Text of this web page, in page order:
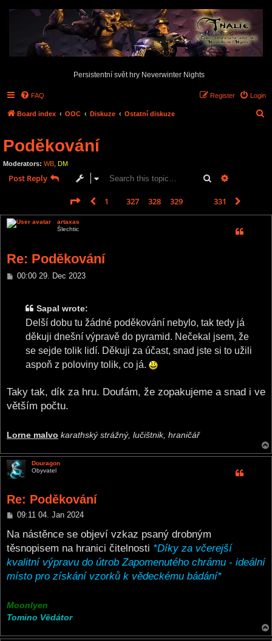
Persistentní svět hry Neverwinter Nights
FAQ Login
Register
Board index OOC Diskuze Ostatní diskuze
Poděkování
Moderators: WB DM
Post Reply Search
Page 330 331
Previous
1 327 328 329 331
artaxas
Šlechtic
Re: Poděkování
P00:00 29. Dec 2023
Sapal wrote:
Delší dobu tu žádné poděkování nebylo, tak tedy já
děkuji dnešní výpravě do pyramid. Nečekal jsem, že
se sejde tolik lidí. Děkuji za účast, snad jste si to užili
aspoň z poloviny tolik, co já.
Taky tak, dík za hru. Doufám, že zopakujeme a snad i ve
větším počtu.
Lorne malvo karathský strážný, lučištnik, hraničář
Douragon
Obyvatel
Re: Poděkování
P
s
09:11 04. Jan 2024
Na nástěnce se objeví vzkaz psaný drobným
těsnopisem na hranici čitelnosti *Díky za včerejší
kvalitní výpravu do útrob Zapomenutého chrámu - ideální
místo pro získání vzorků k vědeckému bádání*
Moonlyen
Tomino Vědátor